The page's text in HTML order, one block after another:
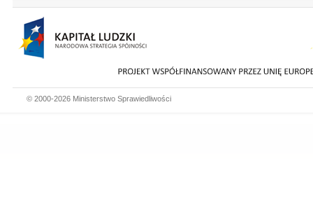
© 2000-2026 Ministerstwo Sprawiedliwości